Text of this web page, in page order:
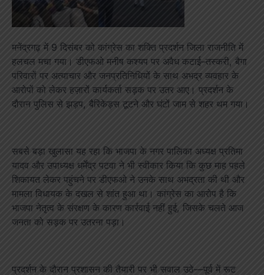
मनेंद्रगढ़ में 9 दिसंबर को कांग्रेस का शक्ति प्रदर्शन जिला राजनीति में
हलचल मचा गया। डीएफओ मनीष कश्यप पर अवैध कटाई–तस्करी, बैगा
परिवारों पर अत्याचार और जनप्रतिनिधियों के साथ अभद्र व्यवहार के
आरोपों को लेकर हज़ारों कार्यकर्ता सड़क पर उतर आए। प्रदर्शन के
दौरान पुलिस से झड़प, बैरिकेड्स टूटने और घंटों जाम से शहर थम गया।
सबसे बड़ा खुलासा यह रहा कि भाजपा के नगर पालिका अध्यक्ष प्रतिमा
यादव और उपाध्यक्ष धर्मेंद्र पटवा ने भी स्वीकार किया कि कुछ माह पहले
शिकायत लेकर पहुंचने पर डीएफओ ने उनके साथ अभद्रता की थी और
मामला विधायक के दखल से शांत हुआ था। कांग्रेस का आरोप है कि
भाजपा नेतृत्व के संरक्षण के कारण कार्रवाई नहीं हुई, जिसके चलते आज
जनता को सड़क पर उतरना पड़ा।
प्रदर्शन के दौरान प्रशासन की तैयारी पर भी सवाल उठे—पूर्व में रूट